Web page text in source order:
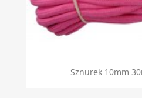
Sznurek 10mm